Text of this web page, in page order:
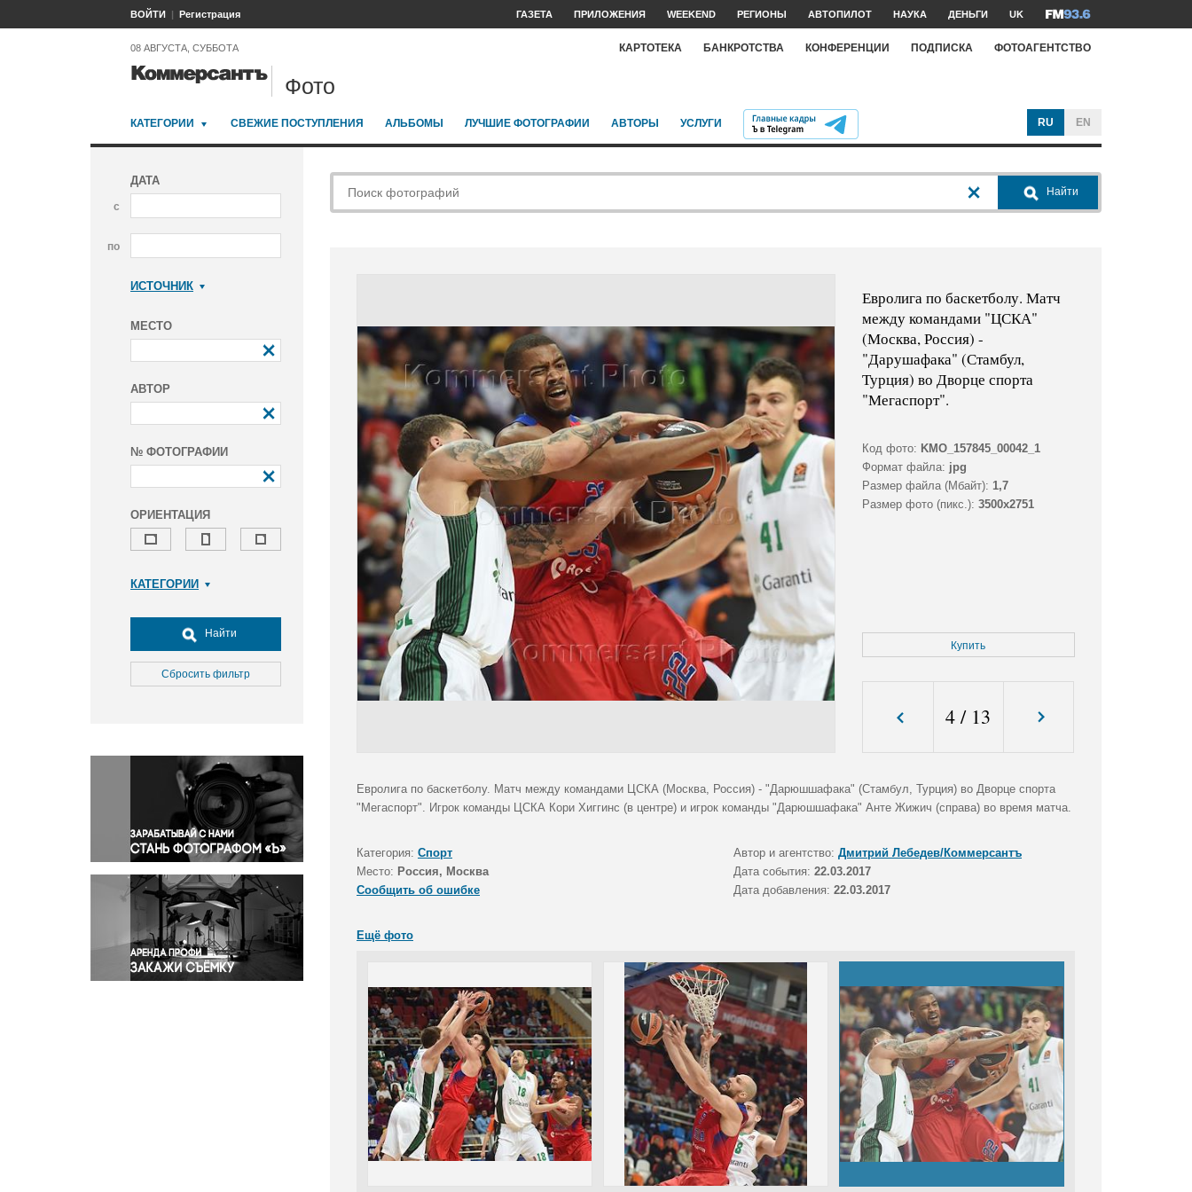
ВОЙТИ Регистрация ГАЗЕТА ПРИЛОЖЕНИЯ WEEKEND РЕГИОНЫ АВТОПИЛОТ НАУКА ДЕНЬГИ UK
08 АВГУСТА, СУББОТА КАРТОТЕКА БАНКРОТСТВА КОНФЕРЕНЦИИ ПОДПИСКА ФОТОАГЕНТСТВО
Фото
КАТЕГОРИИ СВЕЖИЕ ПОСТУПЛЕНИЯ АЛЬБОМЫ ЛУЧШИЕ ФОТОГРАФИИ АВТОРЫ УСЛУГИ RU EN
ДАТА
с
по
ИСТОЧНИК
МЕСТО
АВТОР
№ ФОТОГРАФИИ
ОРИЕНТАЦИЯ
КАТЕГОРИИ
Досуг, туризм и отдых
Культура
Медицина
Окружающая среда
Политика
Правосудие
Происшествия и конфликты
Религия
Светская жизнь
Спорт
Экология
Экономика и бизнес
Найти
Сбросить фильтр
Найти
Евролига по баскетболу. Матч
между командами "ЦСКА"
(Москва, Россия) -
"Дарушафака" (Стамбул,
Турция) во Дворце спорта
"Мегаспорт".
Код фото: KMO_157845_00042_1
Формат файла: jpg
Размер файла (Мбайт): 1,7
Размер фото (пикс.): 3500x2751
Купить
4 / 13
Евролига по баскетболу. Матч между командами ЦСКА (Москва, Россия) - "Дарюшшафака" (Стамбул, Турция) во Дворце спорта
"Мегаспорт". Игрок команды ЦСКА Кори Хиггинс (в центре) и игрок команды "Дарюшшафака" Анте Жижич (справа) во время матча.
Категория: Спорт Автор и агентство: Дмитрий Лебедев/Коммерсантъ
Место: Россия, Москва Дата события: 22.03.2017
Сообщить об ошибке
Дата добавления: 22.03.2017
Ещё фото